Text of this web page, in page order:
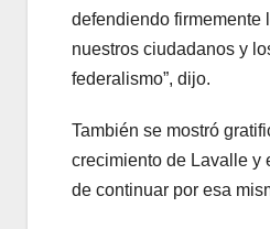
defendiendo firmemente
nuestros ciudadanos y
federalismo”, dijo.
También se mostró
crecimiento de Lavalle y
de continuar por esa